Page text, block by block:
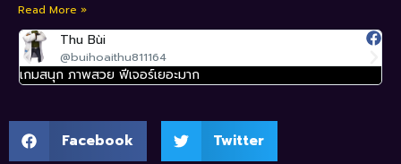
Read More »
Thu Bùi
@buihoaithu811164
เกมสนุก ภาพสวย ฟีเจอร์เยอะมาก
Facebook Twitter